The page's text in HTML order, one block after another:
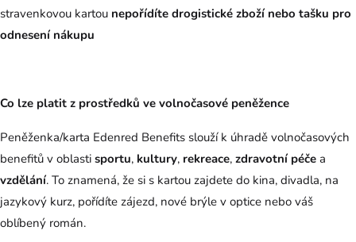
stravenkovou kartou nepořídíte drogistické zboží nebo tašku pro
odnesení nákupu
Co lze platit z prostředků ve volnočasové peněžence
Peněženka/karta Edenred Benefits slouží k úhradě volnočasových
benefitů v oblasti sportu, kultury, rekreace, zdravotní péče a
vzdělání. To znamená, že si s kartou zajdete do kina, divadla, na
jazykový kurz, pořídíte zájezd, nové brýle v optice nebo váš
oblíbený román.